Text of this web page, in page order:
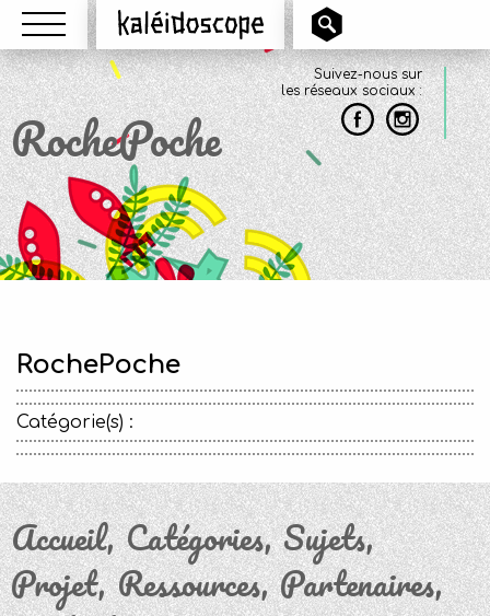
Menu Kaléidoscope
Suivez-nous sur
les réseaux sociaux :
RochePoche
RochePoche
Catégorie(s) :
Accueil Catégories Sujets
Projet Ressources Partenaires